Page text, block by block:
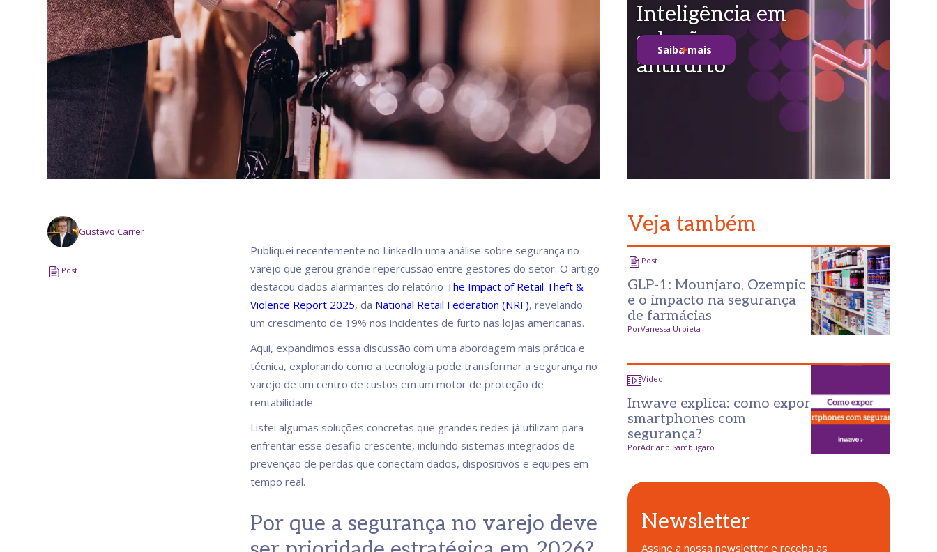
Gustavo Carrer
Post
Publiquei recentemente no LinkedIn uma análise sobre segurança no
varejo que gerou grande repercussão entre gestores do setor. O artigo
destacou dados alarmantes do relatório The Impact of Retail Theft &
Violence Report 2025, da National Retail Federation (NRF), revelando
um crescimento de 19% nos incidentes de furto nas lojas americanas.
Aqui, expandimos essa discussão com uma abordagem mais prática e
técnica, explorando como a tecnologia pode transformar a segurança no
varejo de um centro de custos em um motor de proteção de
rentabilidade.
Listei algumas soluções concretas que grandes redes já utilizam para
enfrentar esse desafio crescente, incluindo sistemas integrados de
prevenção de perdas que conectam dados, dispositivos e equipes em
tempo real.
Por que a segurança no varejo deve
Inteligência em
soluções
antifurto
Saiba mais
Veja também
Post
GLP-1: Mounjaro, Ozempic
e o impacto na segurança
de farmácias
PorVanessa Urbieta
Video
Inwave explica: como expor
smartphones com
segurança?
PorAdriano Sambugaro
Newsletter
Assine a nossa newsletter e receba as